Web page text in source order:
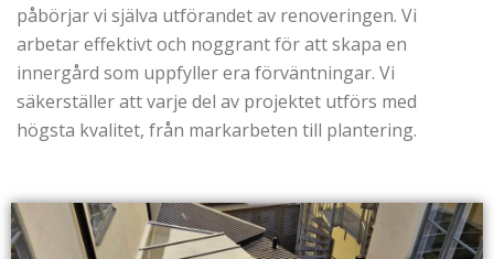
påbörjar vi själva utförandet av renoveringen. Vi
arbetar effektivt och noggrant för att skapa en
innergård som uppfyller era förväntningar. Vi
säkerställer att varje del av projektet utförs med
högsta kvalitet, från markarbeten till plantering.